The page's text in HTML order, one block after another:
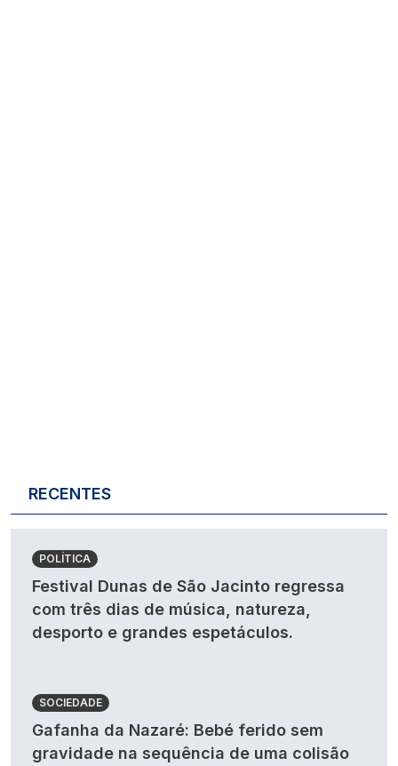
RECENTES
POLÍTICA
Festival Dunas de São Jacinto regressa
com três dias de música, natureza,
desporto e grandes espetáculos.
SOCIEDADE
Gafanha da Nazaré: Bebé ferido sem
gravidade na sequência de uma colisão